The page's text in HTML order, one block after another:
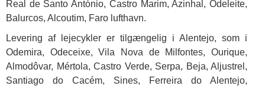
Real de Santo António, Castro Marim, Azinhal, Odeleite,
Balurcos, Alcoutim, Faro lufthavn.
Levering af lejecykler er tilgængelig i Alentejo, som i
Odemira, Odeceixe, Vila Nova de Milfontes, Ourique,
Almodôvar, Mértola, Castro Verde, Serpa, Beja, Aljustrel,
Santiago do Cacém, Sines, Ferreira do Alentejo,